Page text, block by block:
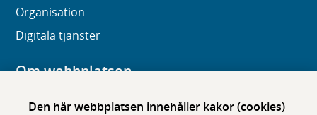
Den här webbplatsen innehåller kakor (cookies)
Organisation
Digitala tjänster
Om webbplatsen
Om karolinska.se